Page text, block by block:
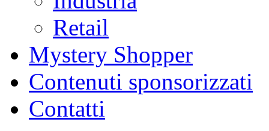
Retail
Mystery Shopper
Contenuti sponsorizzati
Contatti